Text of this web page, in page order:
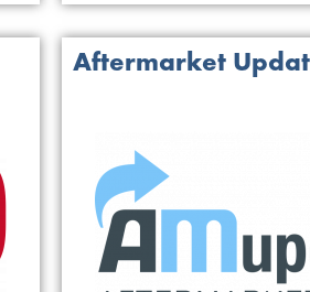
Aftermarket